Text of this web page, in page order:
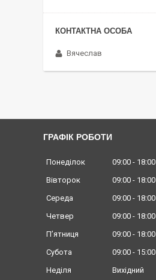
Вячеслав
ГРАФІК РОБОТИ
Понеділок 09:00
18:00
Вівторок
09:00
18:00
Середа
09:00
18:00
Четвер
09:00
18:00
Пʼятниця
09:00
18:00
Субота
09:00
15:00
Неділя
Вихідний